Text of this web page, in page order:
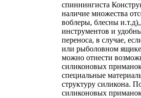
спиннингиста
наличие множества
воблеры, блесны
инструментов и
переноса, в случае,
или рыболовном
можно отнести
силиконовых
специальные
структуру силикона.
силиконовых